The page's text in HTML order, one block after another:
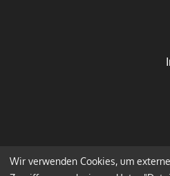
Wir verwenden Cookies, um